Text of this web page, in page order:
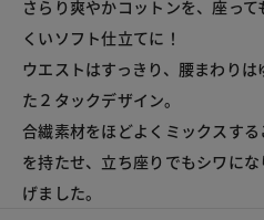
さらり爽やかコットンを、座っ
くいソフト仕立てに！
ウエストはすっきり、腰まわり
た２タックデザイン。
合繊素材をほどよくミックスす
を持たせ、立ち座りでもシワに
げました。